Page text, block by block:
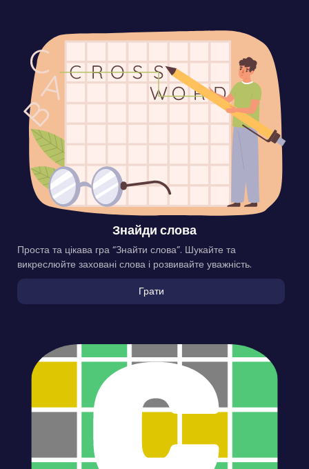
Знайди слова
Проста та цікава гра “Знайти слова”. Шукайте та
викреслюйте заховані слова і розвивайте уважність.
Грати